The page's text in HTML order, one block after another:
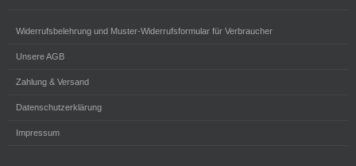
Widerrufsbelehrung und Muster-Widerrufsformular für Verbraucher
Unsere AGB
Zahlung & Versand
Datenschutzerklärung
Impressum